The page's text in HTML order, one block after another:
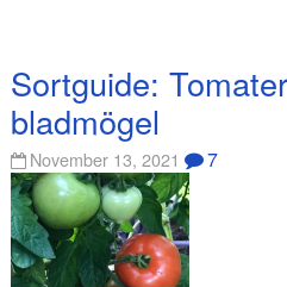
Sortguide:
bladmögel
November 13, 2021 7